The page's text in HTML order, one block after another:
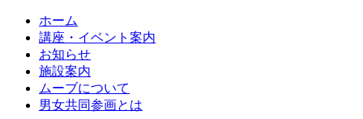
ホーム
講座・イベント案内
お知らせ
施設案内
ムーブについて
男女共同参画とは